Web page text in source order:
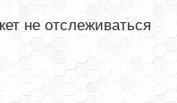
не отслеживаться